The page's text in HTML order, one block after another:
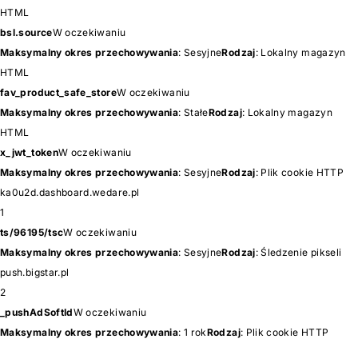
HTML
bsl.sourceW oczekiwaniu
Maksymalny okres przechowywania: SesyjneRodzaj: Lokalny magazyn
HTML
fav_product_safe_storeW oczekiwaniu
Maksymalny okres przechowywania: StałeRodzaj: Lokalny magazyn
HTML
x_jwt_tokenW oczekiwaniu
Maksymalny okres przechowywania: SesyjneRodzaj: Plik cookie HTTP
ka0u2d.dashboard.wedare.pl
1
ts/96195/tscW oczekiwaniu
Maksymalny okres przechowywania: SesyjneRodzaj: Śledzenie pikseli
push.bigstar.pl
2
_pushAdSoftIdW oczekiwaniu
Maksymalny okres przechowywania: 1 rokRodzaj: Plik cookie HTTP